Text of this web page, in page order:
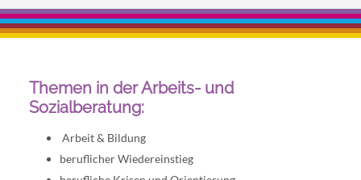
Themen in der Arbeits- und
Sozialberatung:
Arbeit & Bildung
beruflicher Wiedereinstieg